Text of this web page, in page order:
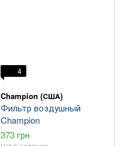
4
Champion (США)
Фильтр воздушный
Champion
373 грн